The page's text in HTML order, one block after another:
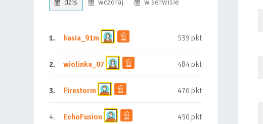
dziś wczoraj w serwisie
1. basia_91m 539 pkt
2. wiolinka_07 484 pkt
3. Firestorm 476 pkt
4. EchoFusion 450 pkt